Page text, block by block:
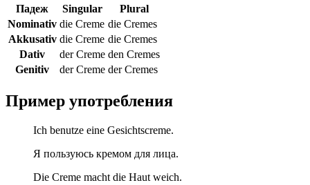
Падеж Singular
Plural
Nominativ die Creme die Cremes
Akkusativ die Creme die Cremes
Dativ
der Creme den Cremes
Genitiv
der Creme der Cremes
Пример употребления
Ich benutze eine Gesichtscreme.
Я пользуюсь кремом для лица.
Die Creme macht die Haut weich.